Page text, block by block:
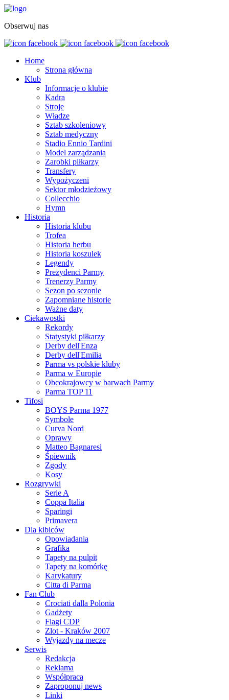
Obserwuj nas
Home
Strona główna
Klub
Informacje o klubie
Kadra
Stroje
Władze
Sztab szkoleniowy
Sztab medyczny
Stadio Ennio Tardini
Model zarządzania
Zarobki piłkarzy
Transfery
Wypożyczeni
Sektor młodzieżowy
Collecchio
Hymn
Historia
Historia klubu
Trofea
Historia herbu
Historia koszulek
Legendy
Prezydenci Parmy
Trenerzy Parmy
Sezon po sezonie
Zapomniane historie
Ważne daty
Ciekawostki
Rekordy
Statystyki piłkarzy
Derby dell'Enza
Derby dell'Emilia
Parma vs polskie kluby
Parma w Europie
Obcokrajowcy w barwach Parmy
Parma TOP 11
Tifosi
BOYS Parma 1977
Symbole
Curva Nord
Oprawy
Matteo Bagnaresi
Śpiewnik
Zgody
Kosy
Rozgrywki
Serie A
Coppa Italia
Sparingi
Primavera
Dla kibiców
Opowiadania
Grafika
Tapety na pulpit
Tapety na komórkę
Karykatury
Citta di Parma
Fan Club
Crociati dalla Polonia
Gadżety
Flagi CDP
Zlot - Kraków 2007
Wyjazdy na mecze
Serwis
Redakcja
Reklama
Współpraca
Zaproponuj news
Linki